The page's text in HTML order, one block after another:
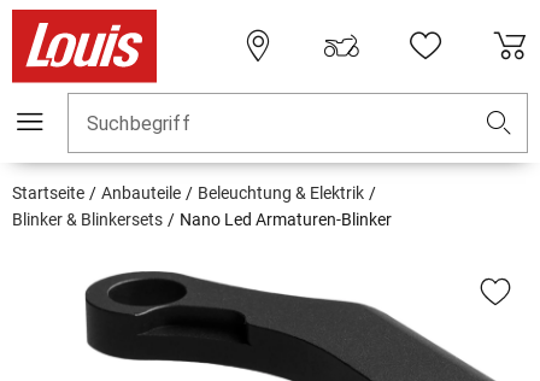
Suchbegriff
Startseite Anbauteile
Beleuchtung & Elektrik
Blinker & Blinkersets
Nano Led Armaturen-Blinker